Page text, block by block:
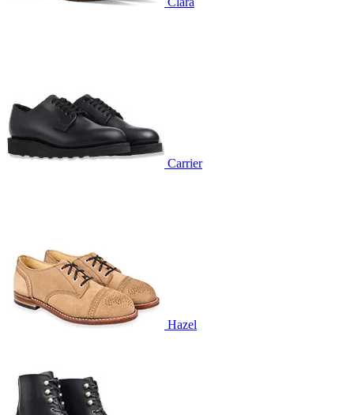
Carrier
Hazel